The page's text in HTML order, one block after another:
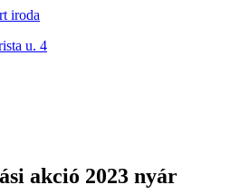
u. 4
akció 2023 nyár